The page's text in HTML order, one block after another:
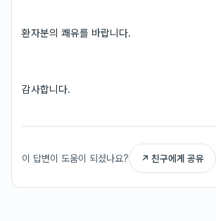
환자분의 쾌유를 바랍니다.
감사합니다.
이 답변이 도움이 되셨나요? ↗ 친구에게 공유